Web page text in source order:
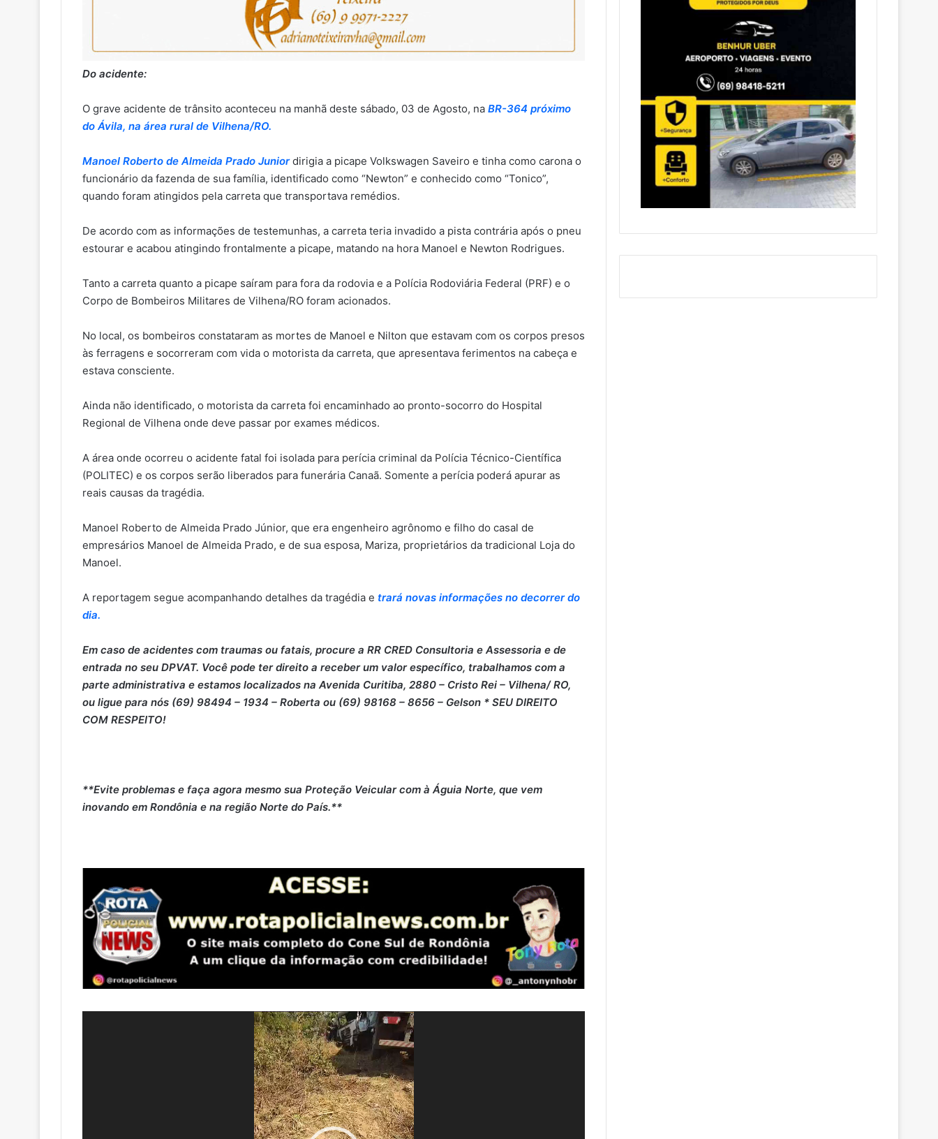
Do acidente:
O grave acidente de trânsito aconteceu na manhã deste sábado, 03 de Agosto, na BR-364 próximo
do Ávila, na área rural de Vilhena/RO.
Manoel Roberto de Almeida Prado Juniordirigia a picape Volkswagen Saveiro e tinha como carona o
funcionário da fazenda de sua família, identificado como “Newton” e conhecido como “Tonico”,
quando foram atingidos pela carreta que transportava remédios.
De acordo com as informações de testemunhas, a carreta teria invadido a pista contrária após o pneu
estourar e acabou atingindo frontalmente a picape, matando na hora Manoel e Newton Rodrigues.
Tanto a carreta quanto a picape saíram para fora da rodovia e a Polícia Rodoviária Federal (PRF) e o
Corpo de Bombeiros Militares de Vilhena/RO foram acionados.
No local, os bombeiros constataram as mortes de Manoel e Nilton que estavam com os corpos presos
às ferragens e socorreram com vida o motorista da carreta, que apresentava ferimentos na cabeça e
estava consciente.
Ainda não identificado, o motorista da carreta foi encaminhado ao pronto-socorro do Hospital
Regional de Vilhena onde deve passar por exames médicos.
A área onde ocorreu o acidente fatal foi isolada para perícia criminal da Polícia Técnico-Científica
(POLITEC) e os corpos serão liberados para funerária Canaã. Somente a perícia poderá apurar as
reais causas da tragédia.
Manoel Roberto de Almeida Prado Júnior, que era engenheiro agrônomo e filho do casal de
empresários Manoel de Almeida Prado, e de sua esposa, Mariza, proprietários da tradicional Loja do
Manoel.
A reportagem segue acompanhando detalhes da tragédia e trará novas informações no decorrer do
dia.
Em caso de acidentes com traumas ou fatais, procure a RR CRED Consultoria e Assessoria e de
entrada no seu DPVAT. Você pode ter direito a receber um valor específico, trabalhamos com a
parte administrativa e estamos localizados na Avenida Curitiba, 2880 – Cristo Rei – Vilhena/ RO,
ou ligue para nós (69) 98494 – 1934 – Roberta ou (69) 98168 – 8656 – Gelson * SEU DIREITO
COM RESPEITO!
**Evite problemas e faça agora mesmo sua Proteção Veicular com à Águia Norte, que vem
inovando em Rondônia e na região Norte do País.**